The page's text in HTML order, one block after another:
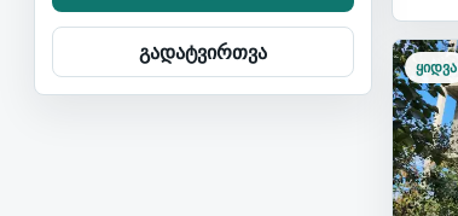
გადატვირთვა
ყიდვა